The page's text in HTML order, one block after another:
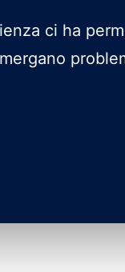
ci ha